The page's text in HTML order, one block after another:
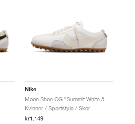
Nike
Kvinnor / Sportstyle / Skor
kr1.149